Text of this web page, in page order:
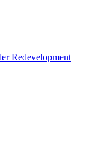
Redevelopment